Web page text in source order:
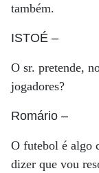
também.
ISTOÉ –
O sr. pretende,
jogadores?
Romário –
O futebol é algo
dizer que vou